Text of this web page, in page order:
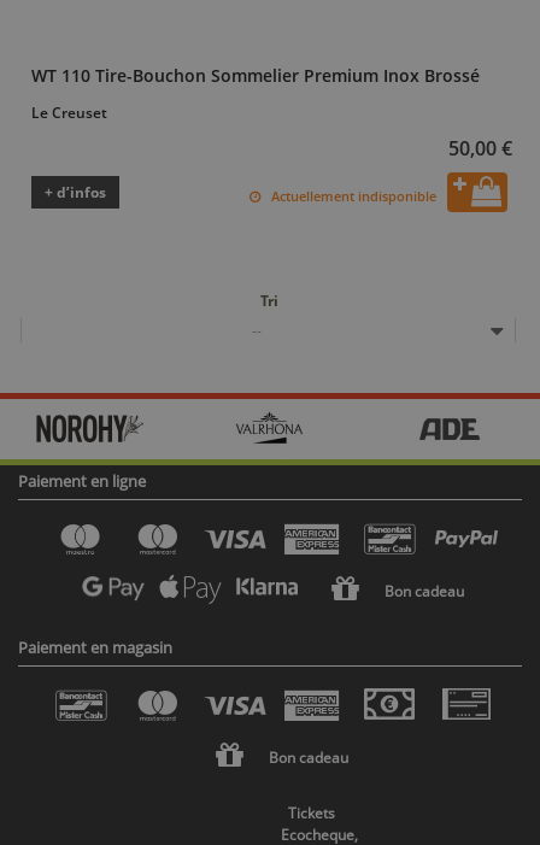
WT 110 Tire-Bouchon Sommelier Premium Inox Brossé
Le Creuset
50,00 €
+ d’infos Actuellement indisponible
Tri
--
Paiement en ligne
Bon cadeau
Paiement en magasin
Bon cadeau
Tickets
Ecocheque,